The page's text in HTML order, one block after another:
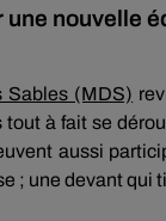
nouvelle
Sables (MDS)
à fait se
aussi
; une devant qui